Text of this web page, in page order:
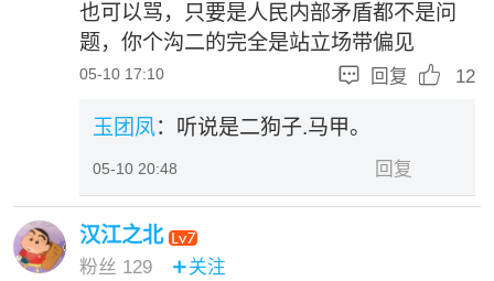
也可以骂，只要是人民内部矛盾都不是问
题，你个沟二的完全是站立场带偏见
05-10 17:10  回复  12
玉团凤：听说是二狗子.马甲。
05-10 20:48 回复
汉江之北
粉丝 129 关注